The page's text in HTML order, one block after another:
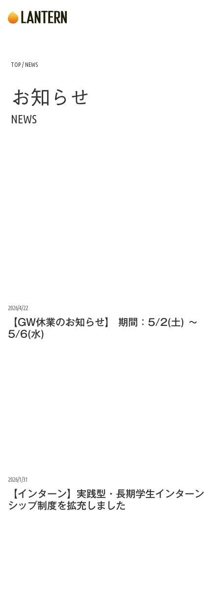
TOP / NEWS
お知らせ
NEWS
2026/4/22
【GW休業のお知らせ】 期間：5/2(土) 〜
5/6(水)
2026/1/31
【インターン】実践型・長期学生インターン
シップ制度を拡充しました